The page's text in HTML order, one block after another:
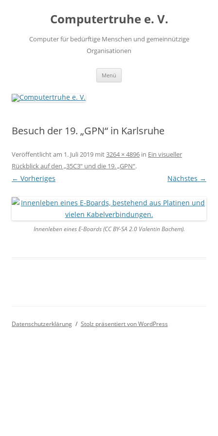
Computertruhe e. V.
Computer für bedürftige Menschen und gemeinnützige
Organisationen
Menü
Besuch der 19. „GPN“ in Karlsruhe
Veröffentlicht am 1. Juli 2019 mit3264 × 4896 in Ein visueller
Rückblick auf den „35C3“ und die 19. „GPN“.
← Vorheriges Nächstes →
Innenleben eines E-Boards (CC BY-SA 2.0 Valentin Bachem).
Datenschutzerklärung Stolz präsentiert von WordPress